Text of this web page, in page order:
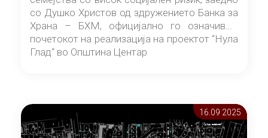
со Душко Христов од здружението Банка за
Храна – БХМ, официјално го означивме
почетокот на реализација на проектот “Нула
Глад“ во Општина Центар
16.09 2025